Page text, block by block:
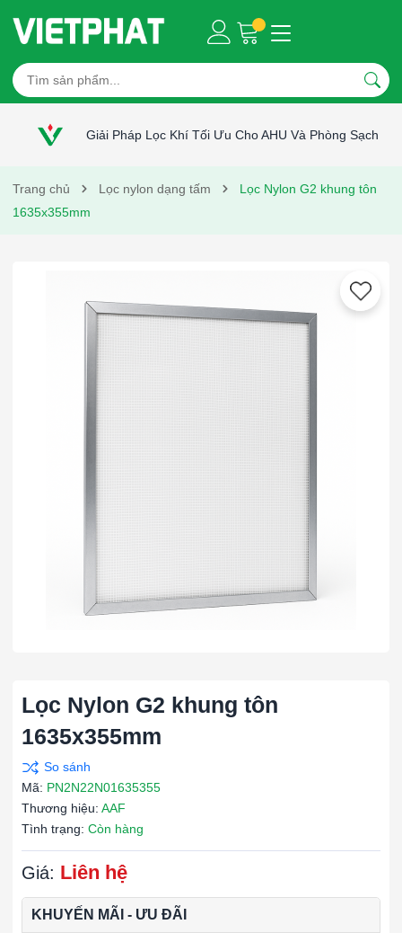
Giải Pháp Lọc Khí Tối Ưu Cho AHU Và Phòng Sạch
Trang chủ Lọc nylon dạng tấm
Lọc Nylon G2 khung tôn
1635x355mm
Lọc Nylon G2 khung tôn
1635x355mm
Mã: PN2N22N01635355
Thương hiệu: AAF
Tình trạng: Còn hàng
Giá: Liên hệ
KHUYẾN MÃI - ƯU ĐÃI